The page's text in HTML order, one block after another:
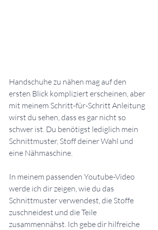
Handschuhe zu nähen mag auf den
ersten Blick kompliziert erscheinen, aber
mit meinem Schritt-für-Schritt Anleitung
wirst du sehen, dass es gar nicht so
schwer ist. Du benötigst lediglich mein
Schnittmuster, Stoff deiner Wahl und
eine Nähmaschine.
In meinem passenden Youtube-Video
werde ich dir zeigen, wie du das
Schnittmuster verwendest, die Stoffe
zuschneidest und die Teile
zusammennähst. Ich gebe dir hilfreiche